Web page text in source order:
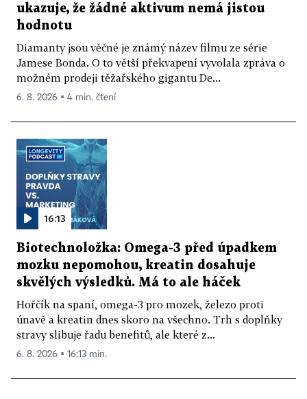
ukazuje, že žádné aktivum nemá jistou
hodnotu
Diamanty jsou věčné je známý název filmu ze série
Jamese Bonda. O to větší překvapení vyvolala zpráva o
možném prodeji těžařského gigantu De...
6. 8. 2026 ▪ 4 min. čtení
16:13
Biotechnoložka: Omega-3 před úpadkem
mozku nepomohou, kreatin dosahuje
skvělých výsledků. Má to ale háček
Hořčík na spaní, omega-3 pro mozek, železo proti
únavě a kreatin dnes skoro na všechno. Trh s doplňky
stravy slibuje řadu benefitů, ale které z...
6. 8. 2026 ▪ 16:13 min.